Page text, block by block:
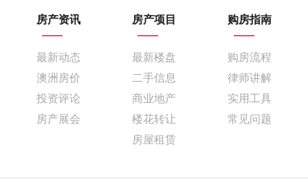
房产资讯
最新动态
澳洲房价
投资评论
房产展会
房产项目
最新楼盘
二手信息
商业地产
楼花转让
房屋租赁
购房指南
购房流程
律师讲解
实用工具
常见问题